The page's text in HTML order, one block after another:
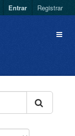
Entrar Registrar